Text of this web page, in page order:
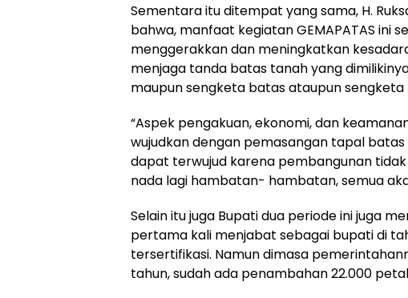
Sementara itu ditempat yang sama, H.
bahwa, manfaat kegiatan GEMAPATAS ini
menggerakkan dan meningkatkan
menjaga tanda batas tanah yang
maupun sengketa batas ataupun sengketa
“Aspek pengakuan, ekonomi, dan
wujudkan dengan pemasangan tapal
dapat terwujud karena pembangunan
nada lagi hambatan- hambatan, semua
Selain itu juga Bupati dua periode ini juga
pertama kali menjabat sebagai bupati di
tersertifikasi. Namun dimasa
tahun, sudah ada penambahan 22.000